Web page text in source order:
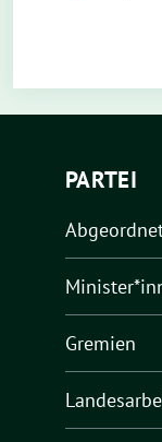
PARTEI
Gremien